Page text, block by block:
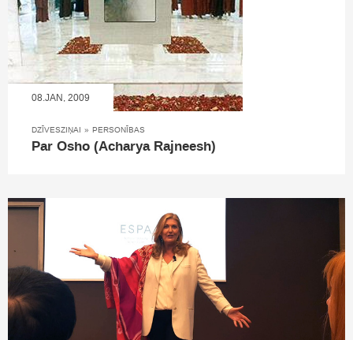
08.JAN, 2009
DZĪVESZIŅAI » PERSONĪBAS
Par Osho (Acharya Rajneesh)